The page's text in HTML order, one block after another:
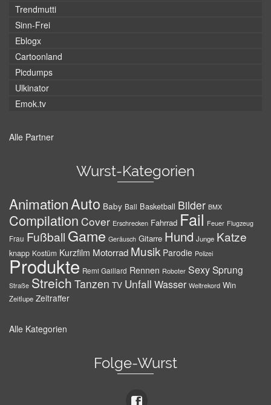
Trendmutti
Sinn-Frei
Eblogx
Cartoonland
Picdumps
Ulkinator
Emok.tv
Alle Partner
Wurst-Kategorien
AnimationAuto Baby Ball Basketball Bilder BMX
Compilation Cover Erschrecken Fahrrad Fail Feuer Flugzeug
Frau Fußball Game Geräusch Gitarre Hund Junge Katze
knapp Kostüm Kurzfilm Motorrad Musik Parodie Polizei
Produkte Remi Gaillard Rennen Roboter SexySprung
Straße Streich Tanzen TV Unfall Wasser Weltrekord Win
Zeitlupe Zeitraffer
Alle Kategorien
Folge-Wurst